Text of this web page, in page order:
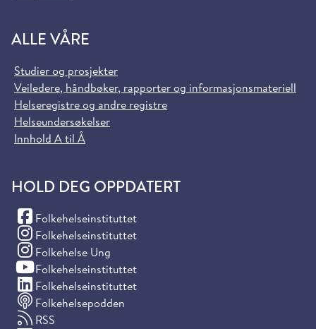
ALLE VÅRE
Studier og prosjekter
Veiledere, håndbøker, rapporter og informasjonsmateriell
Helseregistre og andre registre
Helseundersøkelser
Innhold A til Å
HOLD DEG OPPDATERT
Folkehelseinstituttet
(Facebook)
Folkehelseinstituttet
(Instagram)
Folkehelse Ung
(Instagram)
Folkehelseinstituttet
(YouTube)
Folkehelseinstituttet
(LinkedIn)
Folkehelsepodden
RSS